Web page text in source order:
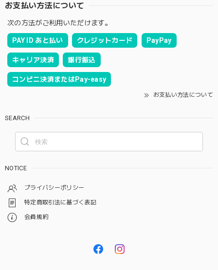
お支払い方法について
次の方法がご利用いただけます。
PAY ID あと払い クレジットカード PayPay
キャリア決済 銀行振込
コンビニ決済またはPay-easy
お支払い方法について
SEARCH
NOTICE
プライバシーポリシー
特定商取引法に基づく表記
会員規約